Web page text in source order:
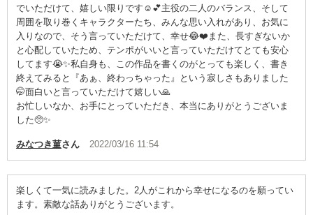
でいただけて、嬉しい限りです☺️💕主役の二人のバランス、そして
周囲を取り巻くキャラクターたち、みんな思い入れがあり、お気に
入りなので、そう言っていただけて、幸せ😂❤️また、長すぎないか
と心配していたため、テンポがいいと言っていただけてとても安心
してます😭✨私自身も、この作品を書くのがとっても楽しく、書き
終えてみると『あぁ、終わっちゃった』という寂しさもありました
🤭面白いと言っていただけて嬉しい🙏
お忙しいなか、お手にとっていただき、本当にありがとうございま
した🥺✨
みなつき菫さん 2022/03/16 11:54
楽しくて一気に読みました。2人がこれから幸せになるのを願ってい
ます。素敵な話ありがとうございます。